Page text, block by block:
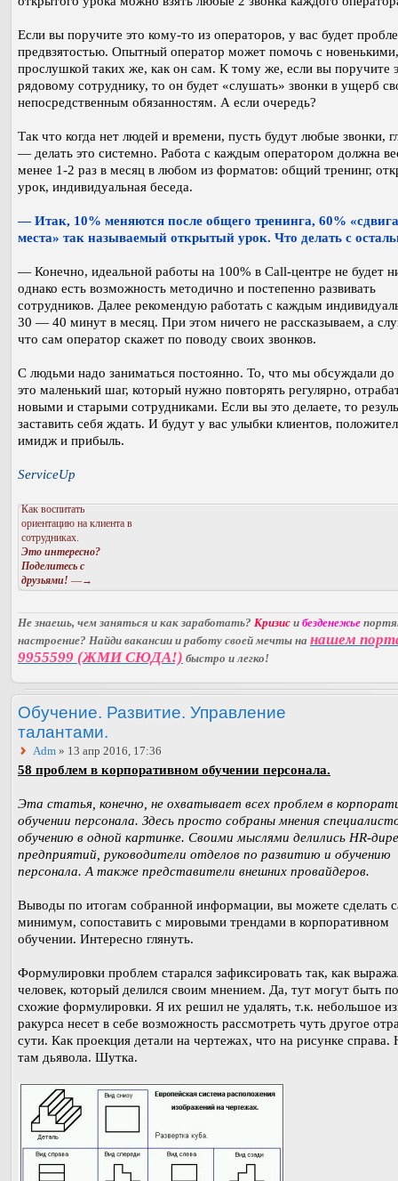
Если вы поручите это кому-то из операторов, у вас будет
предвзятостью. Опытный оператор может помочь с
прослушкой таких же, как он сам. К тому же, если вы поручите
рядовому сотруднику, то он будет «слушать» звонки в ущерб
непосредственным обязанностям. А если очередь?
Так что когда нет людей и времени, пусть будут любые звонки,
— делать это системно. Работа с каждым оператором должна
менее 1-2 раз в месяц в любом из форматов: общий тренинг,
урок, индивидуальная беседа.
— Итак, 10% меняются после общего тренинга, 60%
места» так называемый открытый урок. Что делать с
— Конечно, идеальной работы на 100% в Call-центре не будет
однако есть возможность методично и постепенно развивать
сотрудников. Далее рекомендую работать с каждым
30 — 40 минут в месяц. При этом ничего не рассказываем, а
что сам оператор скажет по поводу своих звонков.
С людьми надо заниматься постоянно. То, что мы обсуждали до
это маленький шаг, который нужно повторять регулярно,
новыми и старыми сотрудниками. Если вы это делаете, то
заставить себя ждать. И будут у вас улыбки клиентов,
имидж и прибыль.
ServiceUp
Как воспитать
ориентацию на клиента в
сотрудниках.
Это интересно?
Поделитесь с
друзьями! —→
Не знаешь, чем заняться и как заработать? Кризис и безденежье
настроение? Найди вакансии и работу своей мечты на нашем
9955599 (ЖМИ СЮДА!) быстро и легко!
Обучение. Развитие. Управление
талантами.
Adm » 13 апр 2016, 17:36
58 проблем в корпоративном обучении персонала.
Эта статья, конечно, не охватывает всех проблем в
обучении персонала. Здесь просто собраны мнения
обучению в одной картинке. Своими мыслями делились HR-
предприятий, руководители отделов по развитию и обучению
персонала. А также представители внешних провайдеров.
Выводы по итогам собранной информации, вы можете сделать
минимум, сопоставить с мировыми трендами в корпоративном
обучении. Интересно глянуть.
Формулировки проблем старался зафиксировать так, как
человек, который делился своим мнением. Да, тут могут быть
схожие формулировки. Я их решил не удалять, т.к. небольшое
ракурса несет в себе возможность рассмотреть чуть другое
сути. Как проекция детали на чертежах, что на рисунке справа.
там дьявола. Шутка.